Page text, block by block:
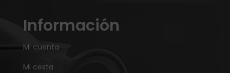
Información
Mi cuenta
Mi cesta